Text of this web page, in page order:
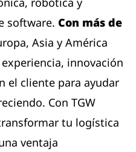
software. Con más de
Asia y América
innovación
el cliente para ayudar
Con TGW
tu logística
ventaja